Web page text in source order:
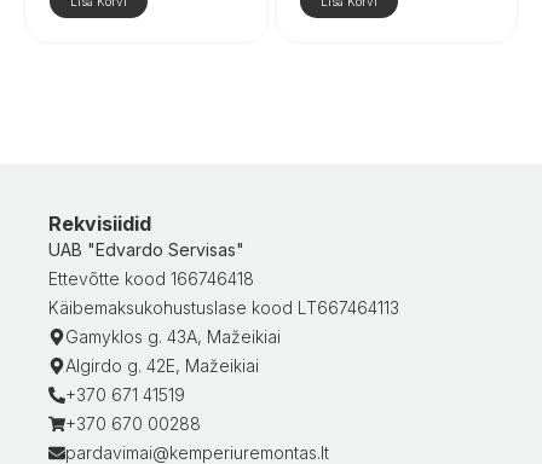
Rekvisiidid
UAB "Edvardo Servisas"
Ettevõtte kood 166746418
Käibemaksukohustuslase kood LT667464113
Gamyklos g. 43A, Mažeikiai
Algirdo g. 42E, Mažeikiai
+370 671 41519
+370 670 00288
pardavimai@kemperiuremontas.lt